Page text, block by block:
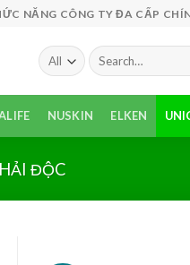
NĂNG CÔNG TY ĐA CẤP
Search
for:
NUSKIN ELKEN
ĐỘC